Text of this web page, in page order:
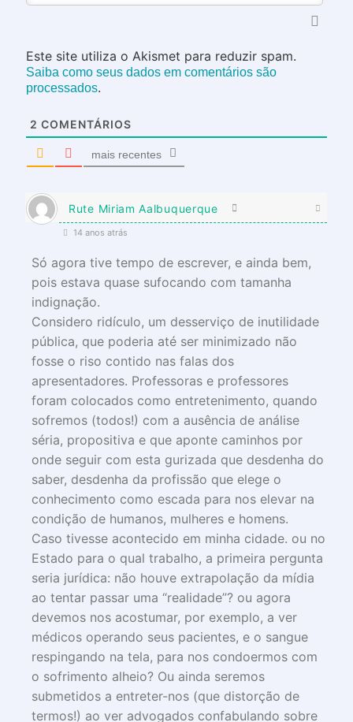
Este site utiliza o Akismet para reduzir spam.
Saiba como seus dados em comentários são
processados.
2 COMENTÁRIOS
mais recentes
Rute Miriam Aalbuquerque
14 anos atrás
Só agora tive tempo de escrever, e ainda bem,
pois estava quase sufocando com tamanha
indignação.
Considero ridículo, um desserviço de inutilidade
pública, que poderia até ser minimizado não
fosse o riso contido nas falas dos
apresentadores. Professoras e professores
foram colocados como entretenimento, quando
sofremos (todos!) com a ausência de análise
séria, propositiva e que aponte caminhos por
onde seguir com esta gurizada que desdenha do
saber, desdenha da profissão que elege o
conhecimento como escada para nos elevar na
condição de humanos, mulheres e homens.
Caso tivesse acontecido em minha cidade. ou no
Estado para o qual trabalho, a primeira pergunta
seria jurídica: não houve extrapolação da mídia
ao tentar passar uma “realidade”? ou agora
devemos nos acostumar, por exemplo, a ver
médicos operando seus pacientes, e o sangue
respingando na tela, para nos condoermos com
o sofrimento alheio? Ou ainda seremos
submetidos a entreter-nos (que distorção de
termos!) ao ver advogados confabulando sobre